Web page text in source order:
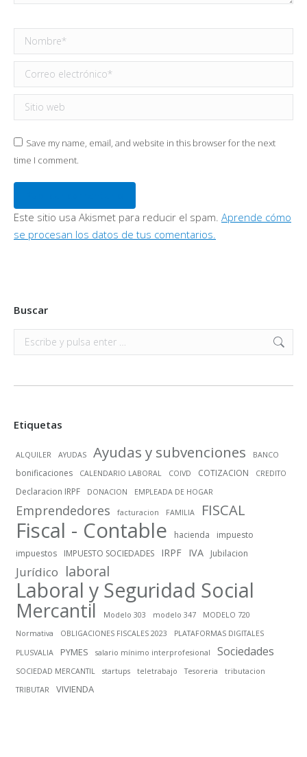
Nombre *
Correo electrónico *
Sitio web
Save my name, email, and website in this browser for the next
time I comment.
Este sitio usa Akismet para reducir el spam. Aprende cómo
se procesan los datos de tus comentarios.
Buscar
Buscar:
Etiquetas
ALQUILER AYUDAS Ayudas y subvenciones BANCO
bonificaciones CALENDARIO LABORAL COIVD COTIZACION CREDITO
Declaracion IRPF DONACION EMPLEADA DE HOGAR
Emprendedores facturacion FAMILIA FISCAL
Fiscal - Contable hacienda
impuesto
impuestos
IMPUESTO SOCIEDADES IRPF IVA Jubilacion
Jurídico laboral
Laboral y Seguridad Social
Mercantil Modelo 303 modelo 347
MODELO 720
Normativa
OBLIGACIONES FISCALES 2023
PLATAFORMAS DIGITALES
PLUSVALIA
PYMES salario mínimo interprofesional Sociedades
SOCIEDAD MERCANTIL startups teletrabajo Tesoreria
tributacion
TRIBUTAR
VIVIENDA